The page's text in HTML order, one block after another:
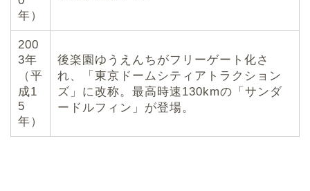
年）
200
3年
（平
成1
5
年）
後楽園ゆうえんちがフリーゲート化さ
れ、「東京ドームシティアトラクション
ズ」に改称。最高時速130kmの「サンダ
ードルフィン」が登場。